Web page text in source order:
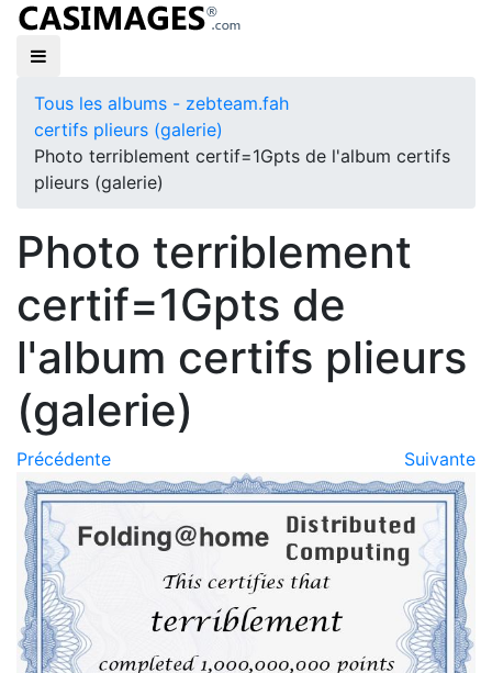
Tous les albums - zebteam.fah
certifs plieurs (galerie)
Photo terriblement certif=1Gpts de l'album certifs
plieurs (galerie)
Photo terriblement
certif=1Gpts de
l'album certifs plieurs
(galerie)
Précédente Suivante